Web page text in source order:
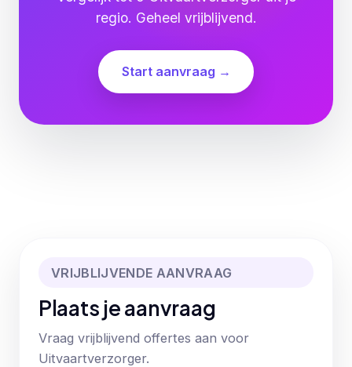
regio. Geheel vrijblijvend.
Start aanvraag →
VRIJBLIJVENDE AANVRAAG
Plaats je aanvraag
Vraag vrijblijvend offertes aan voor
Uitvaartverzorger.